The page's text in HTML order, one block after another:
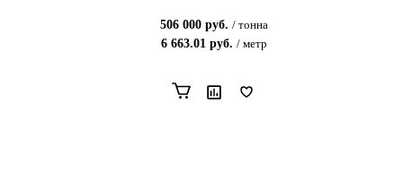
506 000 руб. / тонна
6 663.01 руб. / метр